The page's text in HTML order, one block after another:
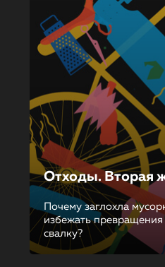
Отходы. Вторая
Почему заглохла
избежать превращения
свалку?